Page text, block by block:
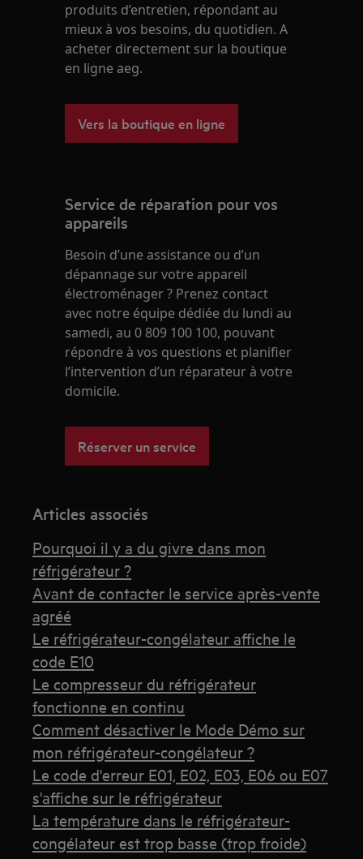
produits d’entretien, répondant au
mieux à vos besoins, du quotidien. A
acheter directement sur la boutique
en ligne aeg.
Vers la boutique en ligne
Service de réparation pour vos
appareils
Besoin d’une assistance ou d’un
dépannage sur votre appareil
électroménager ? Prenez contact
avec notre équipe dédiée du lundi au
samedi, au 0 809 100 100, pouvant
répondre à vos questions et planifier
l’intervention d’un réparateur à votre
domicile.
Réserver un service
Articles associés
Pourquoi il y a du givre dans mon
réfrigérateur ?
Avant de contacter le service après-vente
agréé
Le réfrigérateur-congélateur affiche le
code E10
Le compresseur du réfrigérateur
fonctionne en continu
Comment désactiver le Mode Démo sur
mon réfrigérateur-congélateur ?
Le code d'erreur E01, E02, E03, E06 ou E07
s'affiche sur le réfrigérateur
La température dans le réfrigérateur-
congélateur est trop basse (trop froide)